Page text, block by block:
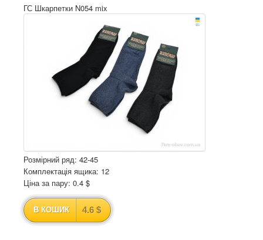
ГС Шкарпетки N054 mix
Розмірний ряд: 42-45
Комплектація ящика: 12
Ціна за пару: 0.4 $
В КОШИК 4.6 $